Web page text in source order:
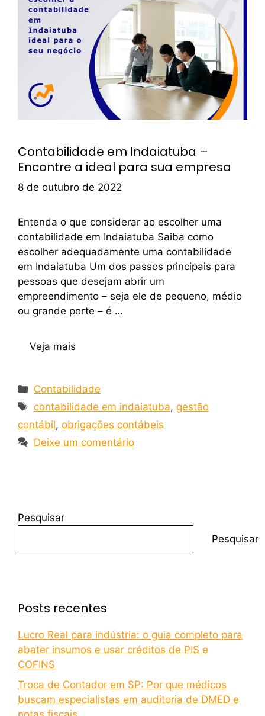
Contabilidade em Indaiatuba –
Encontre a ideal para sua empresa
8 de outubro de 2022
Entenda o que considerar ao escolher uma
contabilidade em Indaiatuba Saiba como
escolher adequadamente uma contabilidade
em Indaiatuba Um dos passos principais para
pessoas que desejam abrir um
empreendimento – seja ele de pequeno, médio
ou grande porte – é …
Veja mais
Contabilidade
contabilidade em indaiatuba,gestão
contábil, obrigações contábeis
Deixe um comentário
Pesquisar
Pesquisar
Posts recentes
Lucro Real para indústria: o guia completo para
abater insumos e usar créditos de PIS e
COFINS
Troca de Contador em SP: Por que médicos
buscam especialistas em auditoria de DMED e